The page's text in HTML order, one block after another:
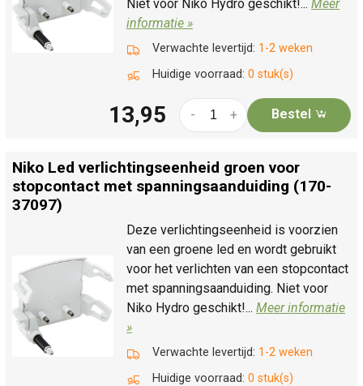
Niet voor Niko Hydro geschikt!... Meer
informatie »
Verwachte levertijd: 1-2 weken
Huidige voorraad: 0 stuk(s)
13,95 +
- Bestel
Niko Led verlichtingseenheid groen voor
stopcontact met spanningsaanduiding (170-
37097)
Deze verlichtingseenheid is voorzien
van een groene led en wordt gebruikt
voor het verlichten van een stopcontact
met spanningsaanduiding. Niet voor
Niko Hydro geschikt!... Meer informatie
»
Verwachte levertijd: 1-2 weken
Huidige voorraad: 0 stuk(s)